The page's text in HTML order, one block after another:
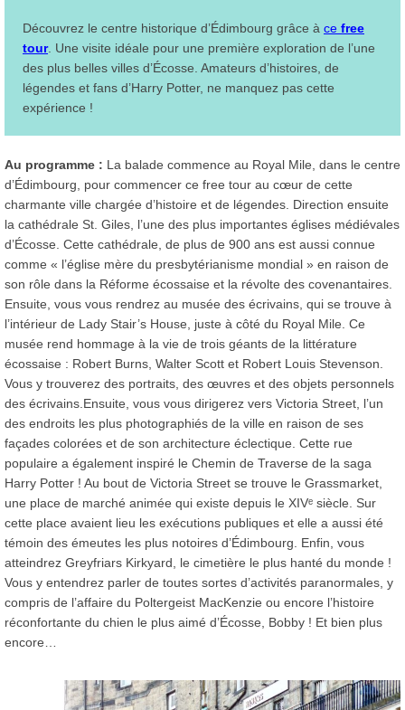
Découvrez le centre historique d’Édimbourg grâce à ce free
tour. Une visite idéale pour une première exploration de l’une
des plus belles villes d’Écosse. Amateurs d’histoires, de
légendes et fans d’Harry Potter, ne manquez pas cette
expérience !
Au programme : La balade commence au Royal Mile, dans le centre
d’Édimbourg, pour commencer ce free tour au cœur de cette
charmante ville chargée d’histoire et de légendes. Direction ensuite
la cathédrale St. Giles, l’une des plus importantes églises médiévales
d’Écosse. Cette cathédrale, de plus de 900 ans est aussi connue
comme « l’église mère du presbytérianisme mondial » en raison de
son rôle dans la Réforme écossaise et la révolte des covenantaires.
Ensuite, vous vous rendrez au musée des écrivains, qui se trouve à
l’intérieur de Lady Stair’s House, juste à côté du Royal Mile. Ce
musée rend hommage à la vie de trois géants de la littérature
écossaise : Robert Burns, Walter Scott et Robert Louis Stevenson.
Vous y trouverez des portraits, des œuvres et des objets personnels
des écrivains.Ensuite, vous vous dirigerez vers Victoria Street, l’un
des endroits les plus photographiés de la ville en raison de ses
façades colorées et de son architecture éclectique. Cette rue
populaire a également inspiré le Chemin de Traverse de la saga
Harry Potter ! Au bout de Victoria Street se trouve le Grassmarket,
une place de marché animée qui existe depuis le XIVᵉ siècle. Sur
cette place avaient lieu les exécutions publiques et elle a aussi été
témoin des émeutes les plus notoires d’Édimbourg. Enfin, vous
atteindrez Greyfriars Kirkyard, le cimetière le plus hanté du monde !
Vous y entendrez parler de toutes sortes d’activités paranormales, y
compris de l’affaire du Poltergeist MacKenzie ou encore l’histoire
réconfortante du chien le plus aimé d’Écosse, Bobby ! Et bien plus
encore…